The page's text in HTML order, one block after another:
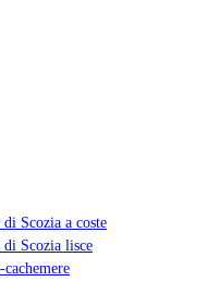
Scozia a coste
Scozia lisce